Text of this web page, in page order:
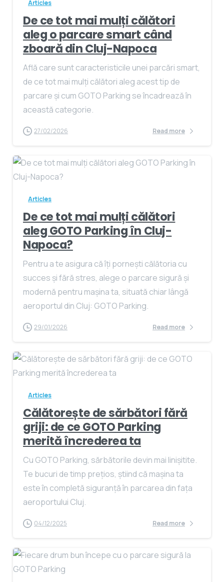
Articles
De ce tot mai mulți călători
aleg o parcare smart când
zboară din Cluj-Napoca
Află care sunt caracteristicile unei parcări smart,
de ce tot mai mulți călători aleg acest tip de
parcare și cum GOTO Parking se încadrează în
această categorie.
27/02/2026 Read more
Articles
De ce tot mai mulți călători
aleg GOTO Parking în Cluj-
Napoca?
Pentru a te asigura că îți pornești călătoria cu
succes și fără stres, alege o parcare sigură și
modernă pentru mașina ta, situată chiar lângă
aeroportul din Cluj: GOTO Parking.
29/01/2026 Read more
Articles
Călătorește de sărbători fără
griji: de ce GOTO Parking
merită încrederea ta
Cu GOTO Parking, sărbătorile devin mai linișitite.
Te bucuri de timp prețios, știind că mașina ta
este în completă siguranță în parcarea din fața
aeroportului Cluj.
04/12/2025 Read more